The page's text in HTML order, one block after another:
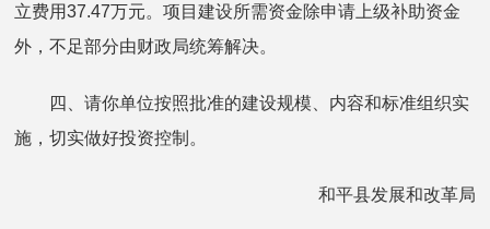
立费用37.47万元。项目建设所需资金除申请上级补助资金
外，不足部分由财政局统筹解决。
四、请你单位按照批准的建设规模、内容和标准组织实
施，切实做好投资控制。
和平县发展和改革局